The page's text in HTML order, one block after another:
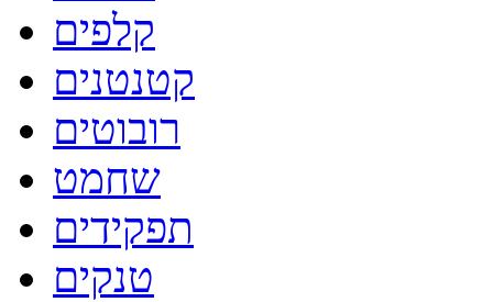
קלפים
קטנטנים
רובוטים
שחמט
תפקידים
טנקים